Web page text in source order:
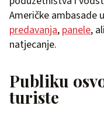
Američke ambasade
predavanja, panele,
natjecanje.
Publiku
turiste